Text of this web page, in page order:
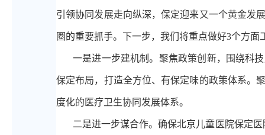
引领协同发展走向纵深，保定迎来又一个黄金发
圈的重要抓手。下一步，我们将重点做好3个方面
一是进一步建机制。聚焦政策创新，围绕科
保定布局，打造全方位、有保定味的政策体系。
度化的医疗卫生协同发展体系。
二是进一步谋合作。确保北京儿童医院保定